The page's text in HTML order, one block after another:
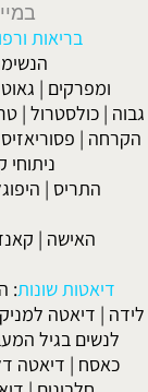
בריאות
ומפרקים | גאוט
גבוה |כולסטרול |
הקרחה | פסוריאזיס
ניתוחי
התריס |
האישה |
דיאטות שונות:
לידה | דיאטה
לנשים בגיל
כאסח | דיאטה